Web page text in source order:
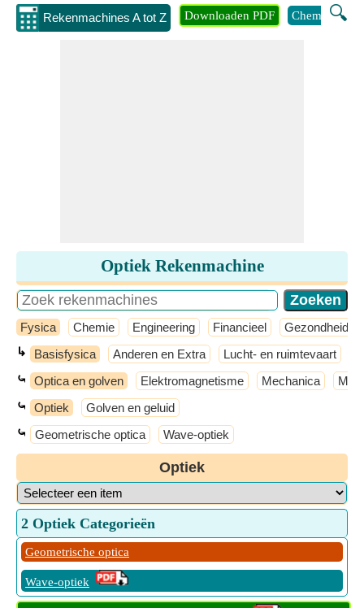
Rekenmachines A tot Z 🔍
Downloaden PDF Chemie
Optiek Rekenmachine
Fysica Chemie Engineering Financieel Gezondheid
↳ Basisfysica Anderen en Extra Lucht- en ruimtevaart
⤿ Optica en golven Elektromagnetisme Mechanica
⤿ Optiek Golven en geluid
⤿ Geometrische optica Wave-optiek
Optiek
2 Optiek Categorieën
Geometrische optica
Wave-optiek